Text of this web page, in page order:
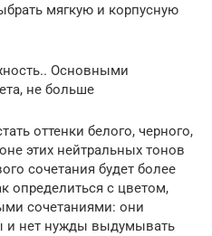
мягкую и корпусную
Основными
не больше
оттенки белого, черного,
этих нейтральных тонов
сочетания будет более
определиться с цветом,
сочетаниями: они
и нет нужды выдумывать